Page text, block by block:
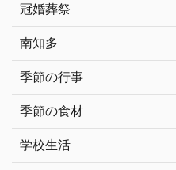
冠婚葬祭
南知多
季節の行事
季節の食材
学校生活